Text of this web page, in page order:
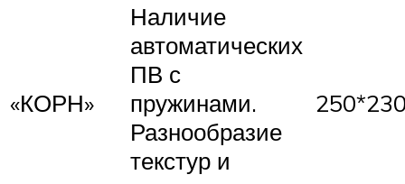
«КОРН»
Наличие
автоматических
ПВ с
пружинами.
Разнообразие
текстур и